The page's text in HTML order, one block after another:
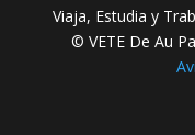
Viaja, Estudia y
© VETE De Au